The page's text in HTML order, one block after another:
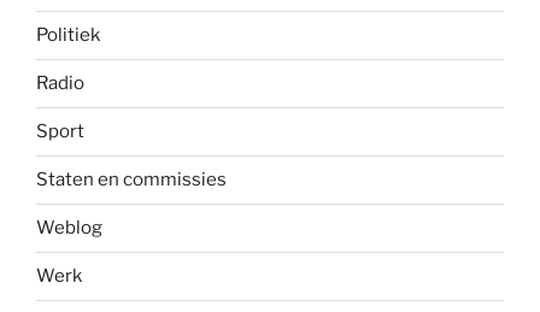
Politiek
Radio
Sport
Staten en commissies
Weblog
Werk